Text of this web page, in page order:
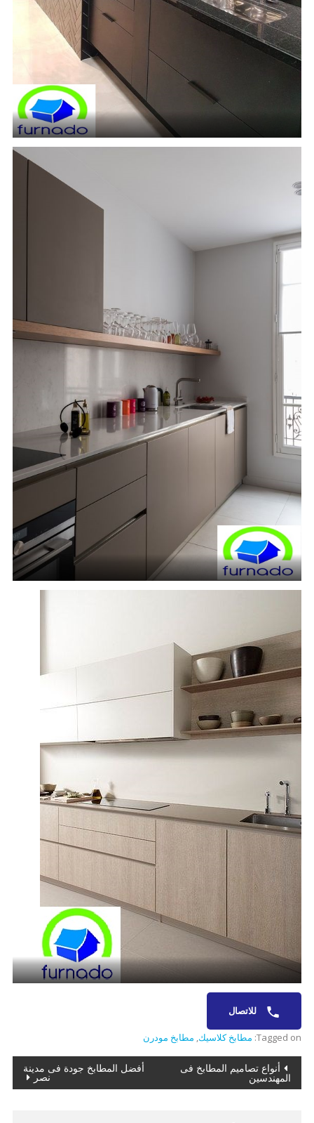
للاتصال
Tagged on: مطابخ كلاسيك, مطابخ مودرن
تصفّح
المقالات
أنواع تصاميم المطابخ فى
المهندسين
أفضل المطابخ جودة فى مدينة
نصر